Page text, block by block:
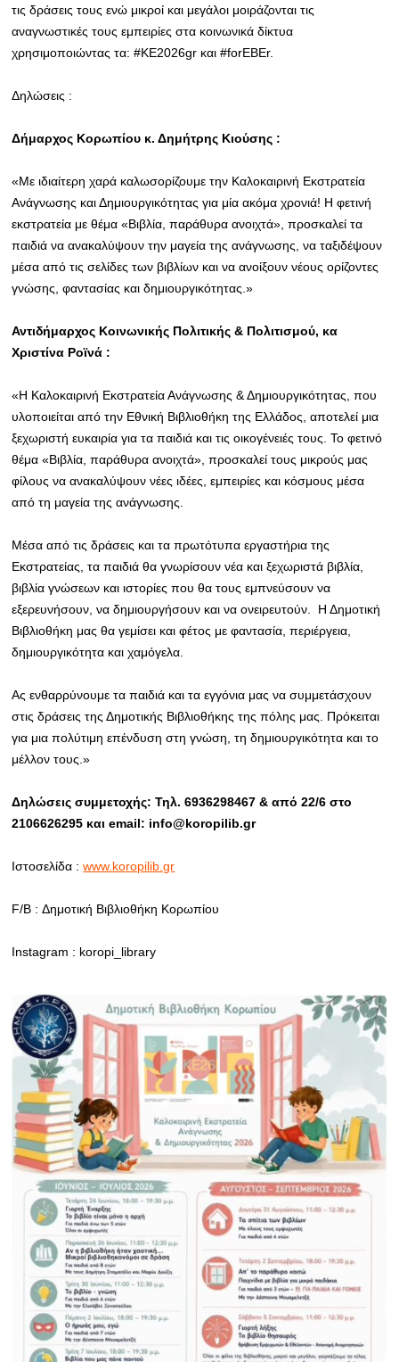
τις δράσεις τους ενώ μικροί και μεγάλοι μοιράζονται τις
αναγνωστικές τους εμπειρίες στα κοινωνικά δίκτυα
χρησιμοποιώντας τα: #ΚΕ2026gr και #forEBEr.
Δηλώσεις :
Δήμαρχος Κορωπίου κ. Δημήτρης Κιούσης :
«Με ιδιαίτερη χαρά καλωσορίζουμε την Καλοκαιρινή Εκστρατεία
Ανάγνωσης και Δημιουργικότητας για μία ακόμα χρονιά! Η φετινή
εκστρατεία με θέμα «Βιβλία, παράθυρα ανοιχτά», προσκαλεί τα
παιδιά να ανακαλύψουν την μαγεία της ανάγνωσης, να ταξιδέψουν
μέσα από τις σελίδες των βιβλίων και να ανοίξουν νέους ορίζοντες
γνώσης, φαντασίας και δημιουργικότητας.»
Αντιδήμαρχος Κοινωνικής Πολιτικής & Πολιτισμού, κα
Χριστίνα Ροϊνά :
«Η Καλοκαιρινή Εκστρατεία Ανάγνωσης & Δημιουργικότητας, που
υλοποιείται από την Εθνική Βιβλιοθήκη της Ελλάδος, αποτελεί μια
ξεχωριστή ευκαιρία για τα παιδιά και τις οικογένειές τους. Το φετινό
θέμα «Βιβλία, παράθυρα ανοιχτά», προσκαλεί τους μικρούς μας
φίλους να ανακαλύψουν νέες ιδέες, εμπειρίες και κόσμους μέσα
από τη μαγεία της ανάγνωσης.
Μέσα από τις δράσεις και τα πρωτότυπα εργαστήρια της
Εκστρατείας, τα παιδιά θα γνωρίσουν νέα και ξεχωριστά βιβλία,
βιβλία γνώσεων και ιστορίες που θα τους εμπνεύσουν να
εξερευνήσουν, να δημιουργήσουν και να ονειρευτούν. Η Δημοτική
Βιβλιοθήκη μας θα γεμίσει και φέτος με φαντασία, περιέργεια,
δημιουργικότητα και χαμόγελα.
Ας ενθαρρύνουμε τα παιδιά και τα εγγόνια μας να συμμετάσχουν
στις δράσεις της Δημοτικής Βιβλιοθήκης της πόλης μας. Πρόκειται
για μια πολύτιμη επένδυση στη γνώση, τη δημιουργικότητα και το
μέλλον τους.»
Δηλώσεις συμμετοχής: Τηλ. 6936298467 & από 22/6 στο
2106626295 και email: info@koropilib.gr
Ιστοσελίδα :www.koropilib.gr
F/B : Δημοτική Βιβλιοθήκη Κορωπίου
Instagram : koropi_library